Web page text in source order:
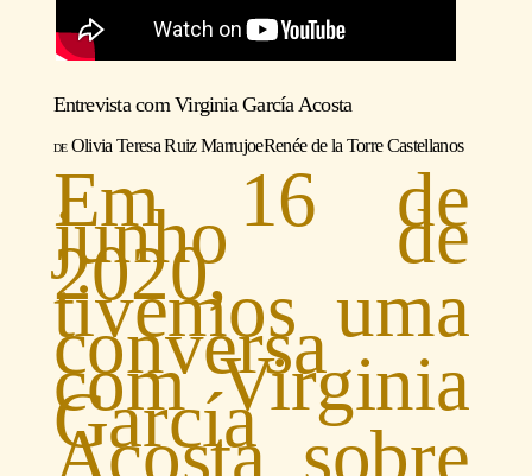
Entrevista comVirginia García Acosta
Olivia Teresa Ruiz MarrujoeRenée de la Torre Castellanos
Em 16 de
junho de
2020,
tivemos uma
conversa
com Virginia
García
Acosta sobre